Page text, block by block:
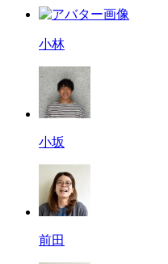
小林
小坂
前田